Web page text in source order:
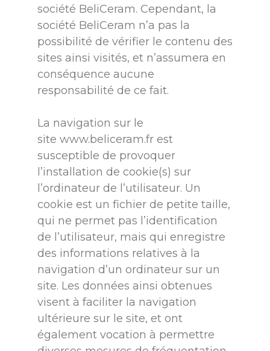
société BeliCeram. Cependant, la
société BeliCeram n’a pas la
possibilité de vérifier le contenu des
sites ainsi visités, et n’assumera en
conséquence aucune
responsabilité de ce fait.
La navigation sur le
site www.beliceram.frest
susceptible de provoquer
l’installation de cookie(s) sur
l’ordinateur de l’utilisateur. Un
cookie est un fichier de petite taille,
qui ne permet pas l’identification
de l’utilisateur, mais qui enregistre
des informations relatives à la
navigation d’un ordinateur sur un
site. Les données ainsi obtenues
visent à faciliter la navigation
ultérieure sur le site, et ont
également vocation à permettre